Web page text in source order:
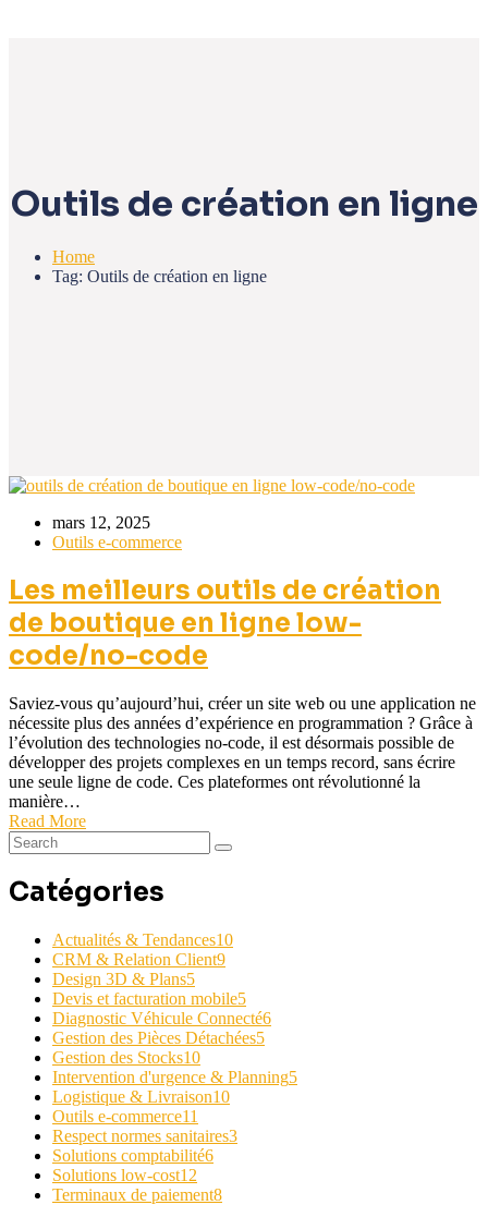
Outils de création en ligne
Home
Tag: Outils de création en ligne
mars 12, 2025
Outils e-commerce
Les meilleurs outils de création
de boutique en ligne low-
code/no-code
Saviez-vous qu’aujourd’hui, créer un site web ou une application ne
nécessite plus des années d’expérience en programmation ? Grâce à
l’évolution des technologies no-code, il est désormais possible de
développer des projets complexes en un temps record, sans écrire
une seule ligne de code. Ces plateformes ont révolutionné la
manière…
Read More
Catégories
Actualités & Tendances10
CRM & Relation Client9
Design 3D & Plans5
Devis et facturation mobile5
Diagnostic Véhicule Connecté6
Gestion des Pièces Détachées5
Gestion des Stocks10
Intervention d'urgence & Planning5
Logistique & Livraison10
Outils e-commerce11
Respect normes sanitaires3
Solutions comptabilité6
Solutions low-cost12
Terminaux de paiement8